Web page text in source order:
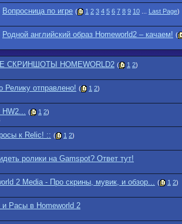
Вопросница по игре ( 1 2 3 4 5 6 7 8 9 10 Last Page)
Родной английский образ Homeworld2 – качаем! (
СКРИНШОТЫ HOMEWORLD2 ( 1 2)
Релику отправлено! ( 1 2)
( 1 2)
к Relic! :: ( 1 2)
ролики на Gamspot? Ответ тут!
2 Media - Про скрины, мувик, и обзор... ( 1 2)
Расы в Homeworld 2